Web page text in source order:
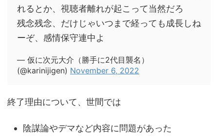
れるとか、視聴者離れが起こって当然だろ
残念残念、だけじゃいつまで経っても成長しね
ーぞ、感情保守連中よ
— 仮に次元大介（勝手に2代目襲名）
(@karinijigen) November 6, 2022
終了理由について、世間では
陰謀論やデマなど内容に問題があった